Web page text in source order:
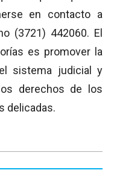
en contacto a
(3721) 442060. El
es promover la
sistema judicial y
derechos de los
delicadas.